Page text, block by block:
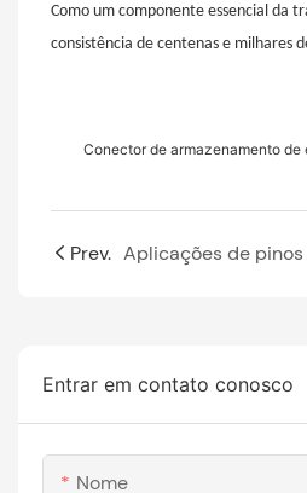
Como um componente essencial da
consistência de centenas e milhares
Conector de armazenamento de
Prev. Aplicações de
Entrar em contato conosco
Nome